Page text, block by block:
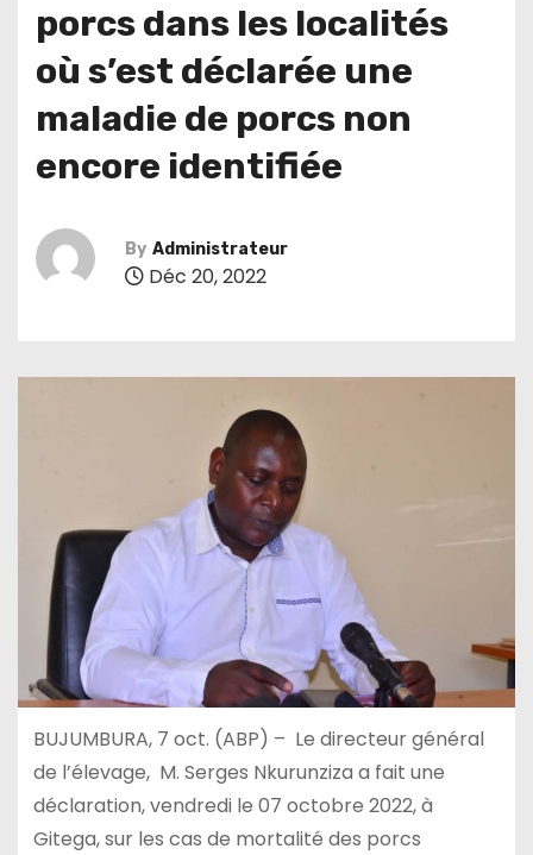
porcs dans les localités
où s’est déclarée une
maladie de porcs non
encore identifiée
By Administrateur
Déc 20, 2022
BUJUMBURA, 7 oct. (ABP) – Le directeur général
de l’élevage, M. Serges Nkurunziza a fait une
déclaration, vendredi le 07 octobre 2022, à
Gitega, sur les cas de mortalité des porcs